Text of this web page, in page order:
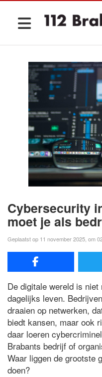
Cybersecurity
moet je als
Geplaatst op 11 november 2025, om
De digitale wereld is
dagelijks leven.
draaien op netwerken,
biedt kansen, maar ook
daar loeren
Brabants bedrijf of
Waar liggen de grootste
doen?